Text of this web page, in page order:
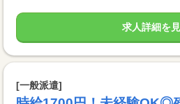
求人詳細を
[一般派遣]